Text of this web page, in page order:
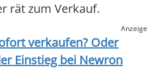
rät zum Verkauf.
Anzeige
verkaufen? Oder
Einstieg bei Newron